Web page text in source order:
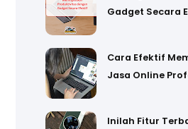
Gadget Secara
Cara Efektif
Jasa Online
Inilah Fitur